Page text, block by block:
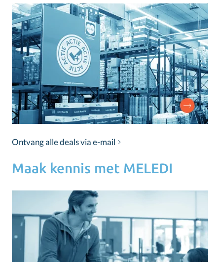
Ontvang alle deals via e-mail
Maak kennis met MELEDI